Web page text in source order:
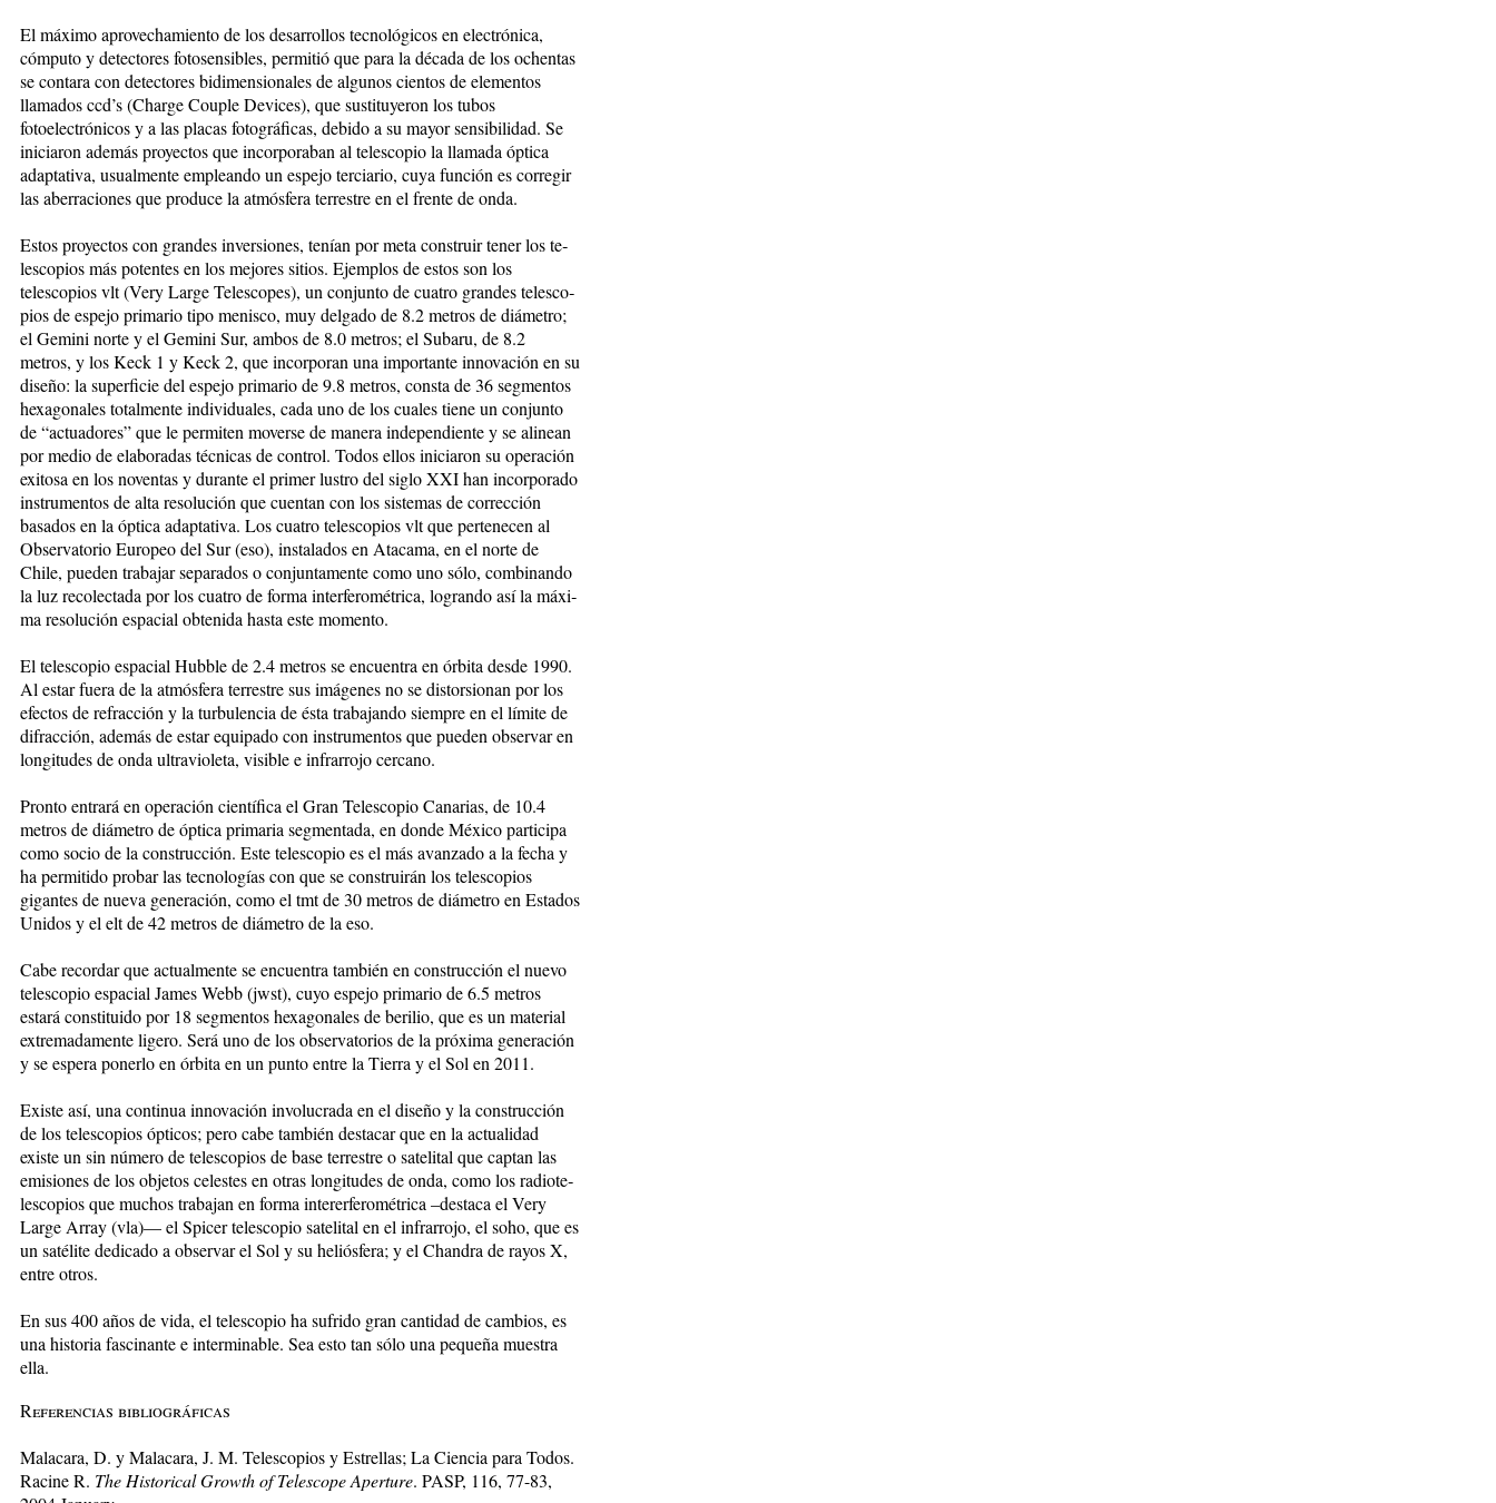
El máximo apro­ve­cha­mien­to de los desarrollos tec­noló­gi­cos en electrónica,
cómputo y detectores fotosensibles, per­mitió que para la década de los ochentas
se contara con de­tec­to­res bidimensio­na­les de al­gu­nos cientos de elementos
llamados ccd’s (Charge Cou­ple Devices), que sustituyeron los tu­bos
fotoelectrónicos y a las placas fotográficas, de­­bi­do a su mayor sensibilidad. Se
ini­cia­ron además pro­yec­tos que incorporaban al te­les­co­pio la llamada óptica
adaptativa, usualmente empleando un es­pejo terciario, cuya función es corregir
las abe­rra­cio­nes que produce la at­mósfera terrestre en el frente de onda.
Estos pro­yec­tos con grandes inver­sio­nes, tenían por me­ta construir tener los te­
les­copios más po­ten­tes en los me­jo­res sitios. Ejemplos de es­tos son los
telescopios vlt (Very Large Telescopes), un con­jun­to de cuatro grandes te­les­co­
pios de espejo primario tipo me­nisco, muy delgado de 8.2 metros de diámetro;
el Ge­mini norte y el Gemini Sur, ambos de 8.0 metros; el Su­ba­ru, de 8.2
metros, y los Keck 1 y Keck 2, que incorporan una impor­tante innovación en su
diseño: la superficie del espejo primario de 9.8 metros, cons­ta de 36 seg­mentos
hexagonales totalmen­te individuales, cada uno de los cuales tiene un conjunto
de “actuadores” que le permiten moverse de ma­ne­ra independiente y se ali­nean
por medio de elabo­radas técnicas de control. Todos ellos ini­cia­ron su operación
exitosa en los noventas y durante el primer lustro del si­glo XXI han in­cor­porado
ins­tru­men­tos de alta resolución que cuentan con los sistemas de co­rrec­ción
basados en la óp­tica adap­ta­tiva. Los cuatro te­les­co­pios vlt que pertenecen al
Ob­serva­torio Europeo del Sur (eso), ins­talados en Ata­cama, en el nor­te de
Chile, pue­den trabajar separados o con­jun­ta­men­te como uno sólo, com­bi­nando
la luz recolec­tada por los cuatro de forma inter­fe­ro­mé­trica, logrando así la má­xi­
ma resolución espacial ob­tenida hasta este momento.
El telescopio espacial Hub­ble de 2.4 metros se encuentra en órbita desde 1990.
Al es­tar fue­ra de la atmósfera te­rres­tre sus imágenes no se dis­tor­sio­nan por los
efectos de re­frac­ción y la turbulencia de ésta trabajando siempre en el límite de
difrac­ción, además de estar equipado con ins­tru­men­tos que pueden observar en
lon­gi­tu­des de onda ul­tra­vio­­leta, visi­ble e infrarrojo cercano.
Pronto entrará en operación científica el Gran Teles­co­pio Canarias, de 10.4
metros de diá­me­tro de óptica primaria segmentada, en donde Mé­xi­co participa
como socio de la cons­truc­ción. Este telescopio es el más avanzado a la fe­cha y
ha permitido probar las tec­no­lo­gías con que se cons­trui­rán los telescopios
gigantes de nueva generación, como el tmt de 30 metros de diá­me­tro en Estados
Unidos y el elt de 42 me­tros de diámetro de la eso.
Cabe recordar que actual­men­te se encuentra también en construcción el nuevo
te­les­copio espacial James Webb (jwst), cuyo espejo primario de 6.5 metros
estará consti­tui­do por 18 segmentos hexa­go­na­les de berilio, que es un material
extremadamente li­ge­ro. Será uno de los observatorios de la próxima generación
y se espe­ra ponerlo en órbita en un pun­to entre la Tierra y el Sol en 2011.
Existe así, una continua in­no­va­ción involucrada en el di­se­ño y la construcción
de los telescopios ópticos; pero cabe también des­ta­car que en la ac­tualidad
existe un sin núme­ro de teles­copios de base terrestre o sa­te­li­tal que captan las
emisiones de los objetos ce­les­tes en otras longitudes de onda, como los radiote­
les­co­pios que muchos trabajan en forma intererferométrica –des­ta­ca el Very
Large Array (vla)— el Spicer telescopio satelital en el infrarrojo, el soho, que es
un satélite dedicado a observar el Sol y su heliósfera; y el Chan­dra de rayos X,
entre otros.
En sus 400 años de vida, el telescopio ha sufrido gran can­ti­dad de cambios, es
una histo­ria fascinante e in­ter­mi­na­ble. Sea esto tan sólo una pequeña muestra
ella.
Referencias bibliográficas
Malacara, D. y Malacara, J. M. Telescopios y Estrellas; La Ciencia para Todos.
Racine R. The Historical Growth of Telescope Aperture. PASP, 116, 77-83,